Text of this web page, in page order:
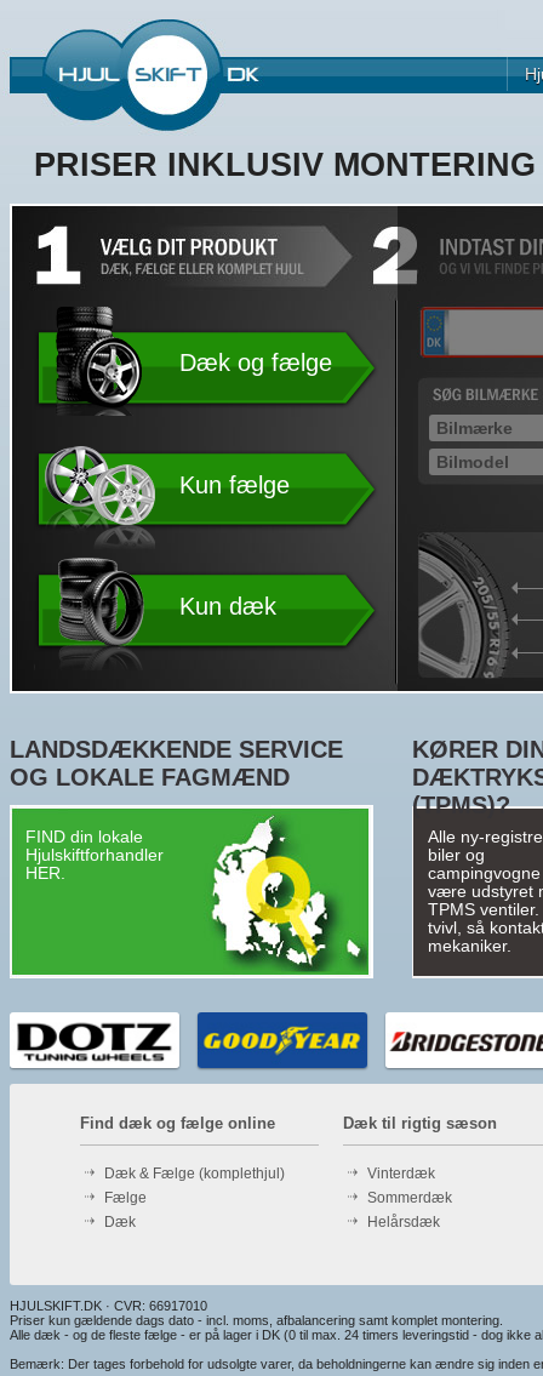
PRISER INKLUSIV
Dæk og fælge
Kun fælge
Kun dæk
LANDSDÆKKENDE SERVICE
OG LOKALE FAGMÆND
FIND din lokale
Hjulskiftforhandler
HER.
KØRER
(TPMS)?
Alle ny-
biler og
campingvogne
være udstyret
TPMS
tvivl, så
mekaniker.
Find dæk og fælge online
Dæk & Fælge (komplethjul)
Fælge
Dæk
Dæk til rigtig sæson
Vinterdæk
Sommerdæk
Helårsdæk
HJULSKIFT.DK · CVR: 66917010
Priser kun gældende dags dato - incl. moms, afbalancering samt komplet montering.
Alle dæk - og de fleste fælge - er på lager i DK (0 til max. 24 timers leveringstid - dog ikke
Bemærk: Der tages forbehold for udsolgte varer, da beholdningerne kan ændre sig inden